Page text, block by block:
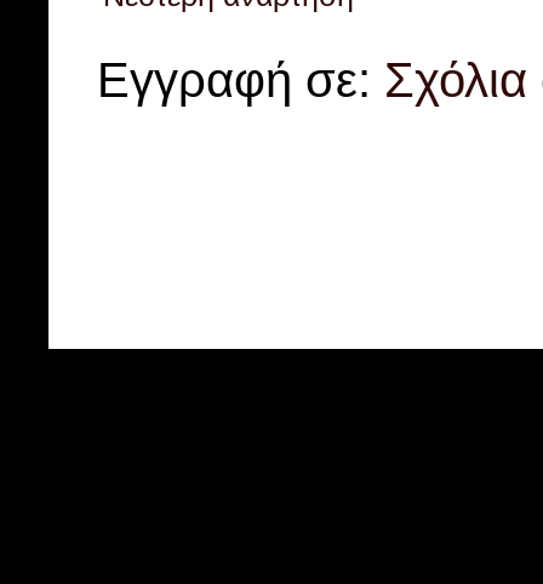
Εγγραφή σε: